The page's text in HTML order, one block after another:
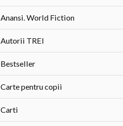
Anansi. World Fiction
Autorii TREI
Bestseller
Carte pentru copii
Carti